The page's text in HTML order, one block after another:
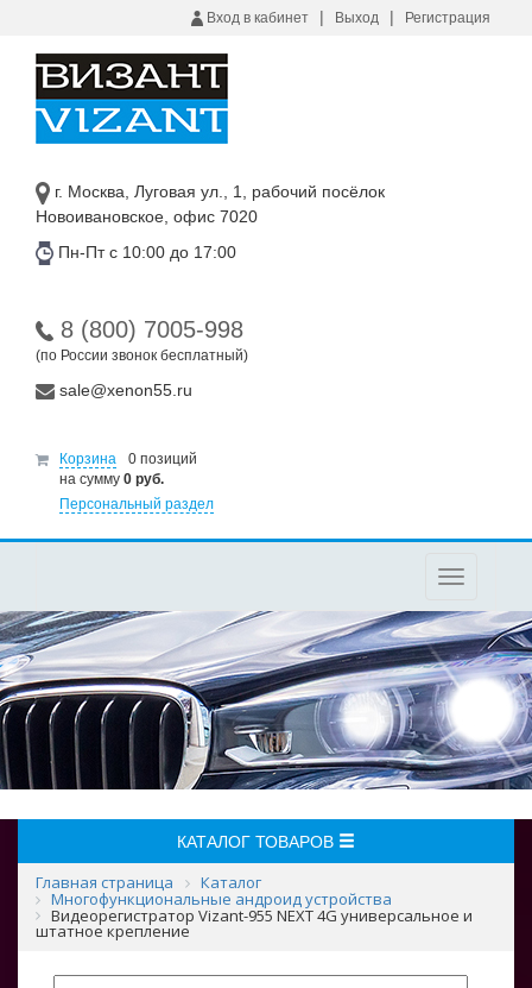
Вход в кабинет | Выход | Регистрация
г. Москва, Луговая ул., 1, рабочий посёлок
Новоивановское, офис 7020
Пн-Пт с 10:00 до 17:00
8 (800) 7005-998
(по России звонок бесплатный)
sale@xenon55.ru
Корзина
0 позиций
на сумму 0 руб.
Персональный раздел
Toggle
КАТАЛОГ ТОВАРОВ
Главная страница Каталог
Многофункциональные андроид устройства
Видеорегистратор Vizant-955 NEXT 4G универсальное и
штатное крепление